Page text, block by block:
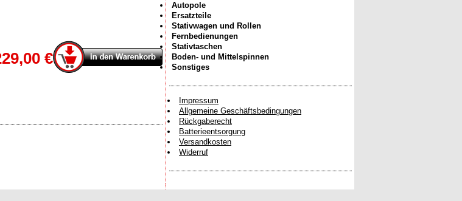
€
Autopole
Ersatzteile
Stativwagen und Rollen
Fernbedienungen
Stativtaschen
Boden- und Mittelspinnen
Sonstiges
Impressum
Allgemeine Geschäftsbedingungen
Rückgaberecht
Batterieentsorgung
Versandkosten
Widerruf